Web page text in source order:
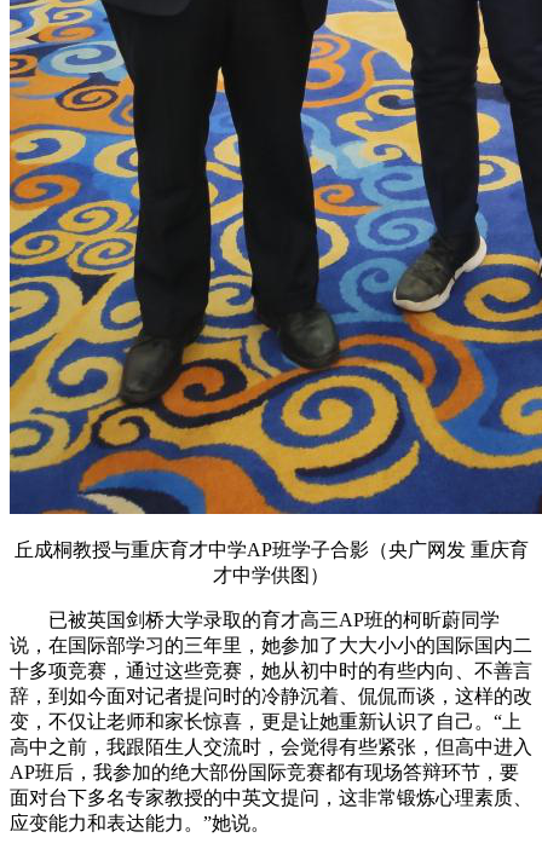
丘成桐教授与重庆育才中学AP班学子合影（央广网发 重庆育
才中学供图）
已被英国剑桥大学录取的育才高三AP班的柯昕蔚同学
说， 在国际部学习的三年里， 她参加了大大小小的国际国内二
十多项竞赛 ，通过这些竞赛， 她从初中时的有些内向、 不善言
辞，到如今面对记者提问时的冷静沉着、 侃侃而谈，这样的改
变，不仅让老师和家长惊喜， 更是让她重新认识了自己。“ 上
高中之前，我跟陌生人交流时，会觉得有些紧张 ，但高中进入
AP班后，我参加的绝大部份国际竞赛都有现场答辩环节，要
面对台下多名专家教授的中英文提问，这非常锻炼心理素质、
应变能力和表达能力。”她说。